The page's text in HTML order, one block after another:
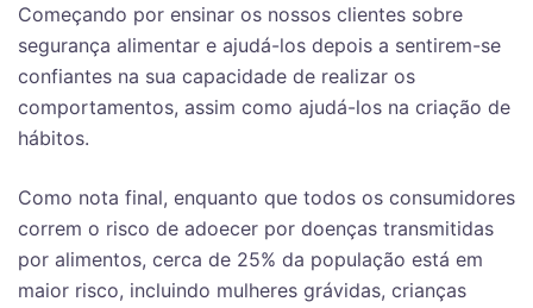
Começando por ensinar os nossos clientes sobre
segurança alimentar e ajudá-los depois a sentirem-se
confiantes na sua capacidade de realizar os
comportamentos, assim como ajudá-los na criação de
hábitos.
Como nota final, enquanto que todos os consumidores
correm o risco de adoecer por doenças transmitidas
por alimentos, cerca de 25% da população está em
maior risco, incluindo mulheres grávidas, crianças